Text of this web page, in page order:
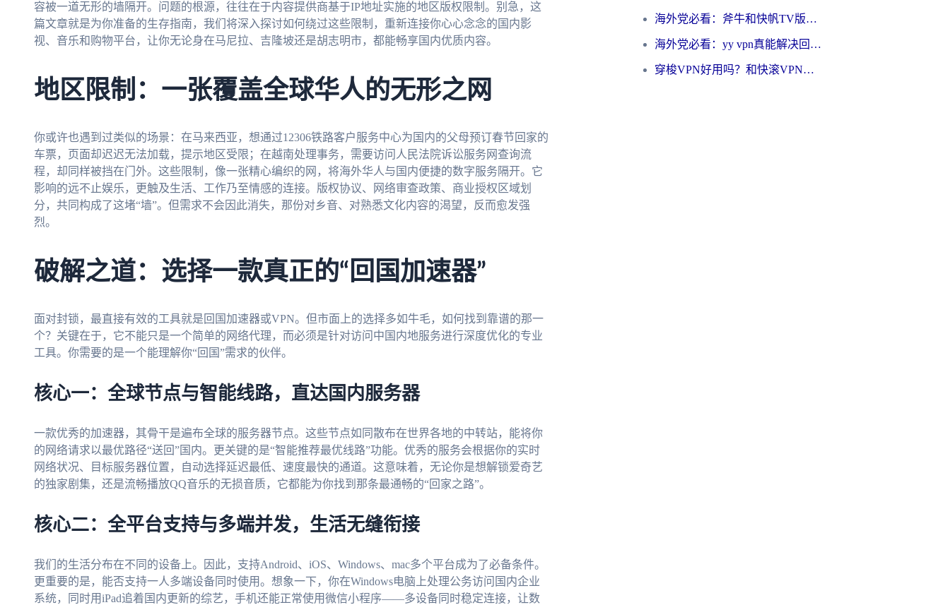
容被一道无形的墙隔开。问题的根源，往往在于内容提供商基于IP地址实施的地区版权限制。别急，这
篇文章就是为你准备的生存指南，我们将深入探讨如何绕过这些限制，重新连接你心心念念的国内影
视、音乐和购物平台，让你无论身在马尼拉、吉隆坡还是胡志明市，都能畅享国内优质内容。
地区限制：一张覆盖全球华人的无形之网
你或许也遇到过类似的场景：在马来西亚，想通过12306铁路客户服务中心为国内的父母预订春节回家的
车票，页面却迟迟无法加载，提示地区受限；在越南处理事务，需要访问人民法院诉讼服务网查询流
程，却同样被挡在门外。这些限制，像一张精心编织的网，将海外华人与国内便捷的数字服务隔开。它
影响的远不止娱乐，更触及生活、工作乃至情感的连接。版权协议、网络审查政策、商业授权区域划
分，共同构成了这堵“墙”。但需求不会因此消失，那份对乡音、对熟悉文化内容的渴望，反而愈发强
烈。
破解之道：选择一款真正的“回国加速器”
面对封锁，最直接有效的工具就是回国加速器或VPN。但市面上的选择多如牛毛，如何找到靠谱的那一
个？关键在于，它不能只是一个简单的网络代理，而必须是针对访问中国内地服务进行深度优化的专业
工具。你需要的是一个能理解你“回国”需求的伙伴。
核心一：全球节点与智能线路，直达国内服务器
一款优秀的加速器，其骨干是遍布全球的服务器节点。这些节点如同散布在世界各地的中转站，能将你
的网络请求以最优路径“送回”国内。更关键的是“智能推荐最优线路”功能。优秀的服务会根据你的实时
网络状况、目标服务器位置，自动选择延迟最低、速度最快的通道。这意味着，无论你是想解锁爱奇艺
的独家剧集，还是流畅播放QQ音乐的无损音质，它都能为你找到那条最通畅的“回家之路”。
核心二：全平台支持与多端并发，生活无缝衔接
我们的生活分布在不同的设备上。因此，支持Android、iOS、Windows、mac多个平台成为了必备条件。
更重要的是，能否支持一人多端设备同时使用。想象一下，你在Windows电脑上处理公务访问国内企业
系统，同时用iPad追着国内更新的综艺，手机还能正常使用微信小程序——多设备同时稳定连接，让数
海外党必看：斧牛和快帆TV版哪个好？3分钟选对回国加速器，无缝刷B站、追热剧
海外党必看：yy vpn真能解决回国访问难题？附云极initap测评+免费方案对比
穿梭VPN好用吗？和快滚VPN对比哪个回国效果更好？海外党选回国加速器必看指南